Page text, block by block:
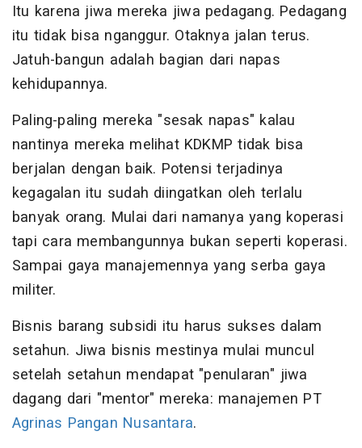
Itu karena jiwa mereka jiwa pedagang. Pedagang
itu tidak bisa nganggur. Otaknya jalan terus.
Jatuh-bangun adalah bagian dari napas
kehidupannya.
Paling-paling mereka "sesak napas" kalau
nantinya mereka melihat KDKMP tidak bisa
berjalan dengan baik. Potensi terjadinya
kegagalan itu sudah diingatkan oleh terlalu
banyak orang. Mulai dari namanya yang koperasi
tapi cara membangunnya bukan seperti koperasi.
Sampai gaya manajemennya yang serba gaya
militer.
Bisnis barang subsidi itu harus sukses dalam
setahun. Jiwa bisnis mestinya mulai muncul
setelah setahun mendapat "penularan" jiwa
dagang dari "mentor" mereka: manajemen PT
Agrinas Pangan Nusantara.